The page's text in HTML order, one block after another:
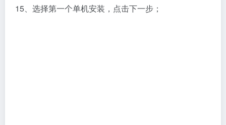
15、选择第一个单机安装，点击下一步；